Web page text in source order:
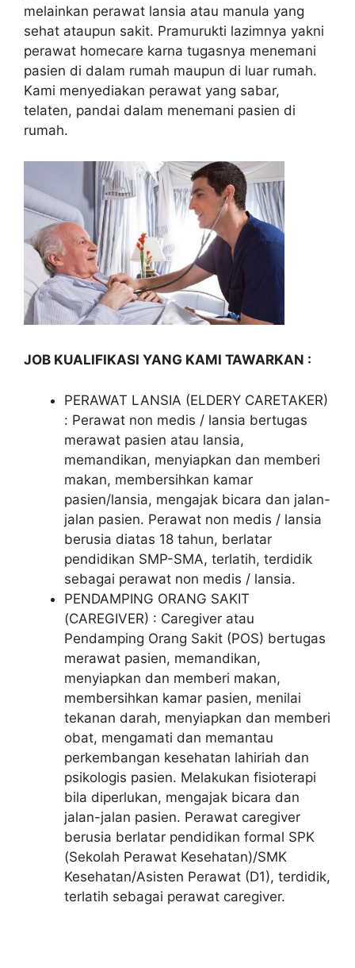
melainkan perawat lansia atau manula yang
sehat ataupun sakit. Pramurukti lazimnya yakni
perawat homecare karna tugasnya menemani
pasien di dalam rumah maupun di luar rumah.
Kami menyediakan perawat yang sabar,
telaten, pandai dalam menemani pasien di
rumah.
JOB KUALIFIKASI YANG KAMI TAWARKAN :
PERAWAT LANSIA (ELDERY CARETAKER)
: Perawat non medis / lansia bertugas
merawat pasien atau lansia,
memandikan, menyiapkan dan memberi
makan, membersihkan kamar
pasien/lansia, mengajak bicara dan jalan-
jalan pasien. Perawat non medis / lansia
berusia diatas 18 tahun, berlatar
pendidikan SMP-SMA, terlatih, terdidik
sebagai perawat non medis / lansia.
PENDAMPING ORANG SAKIT
(CAREGIVER) : Caregiver atau
Pendamping Orang Sakit (POS) bertugas
merawat pasien, memandikan,
menyiapkan dan memberi makan,
membersihkan kamar pasien, menilai
tekanan darah, menyiapkan dan memberi
obat, mengamati dan memantau
perkembangan kesehatan lahiriah dan
psikologis pasien. Melakukan fisioterapi
bila diperlukan, mengajak bicara dan
jalan-jalan pasien. Perawat caregiver
berusia berlatar pendidikan formal SPK
(Sekolah Perawat Kesehatan)/SMK
Kesehatan/Asisten Perawat (D1), terdidik,
terlatih sebagai perawat caregiver.